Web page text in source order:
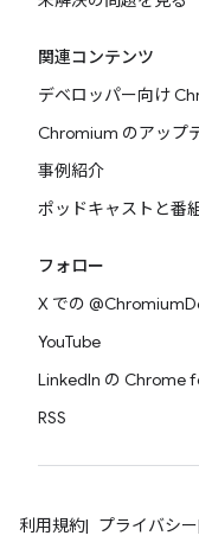
関連コンテンツ
デベロッパー向け
Chromium のアップ
事例紹介
ポッドキャストと番
フォロー
X での
YouTube
LinkedIn の Chrome
RSS
利用規約 プライバシー